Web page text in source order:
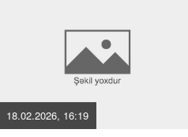
18.02.2026, 16:19